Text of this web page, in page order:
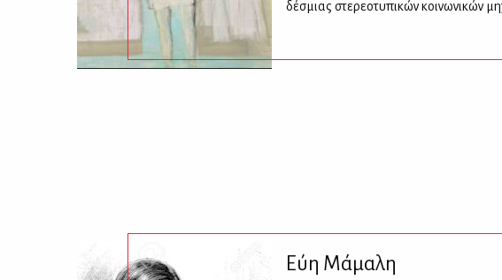
δέσμιας στερεοτυπικών κοινωνικών
Εύη Μάμαλη